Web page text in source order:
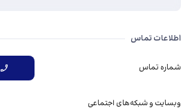
اطلاعات تماس
شماره تماس
وبسایت و شبکه‌های اجتماعی